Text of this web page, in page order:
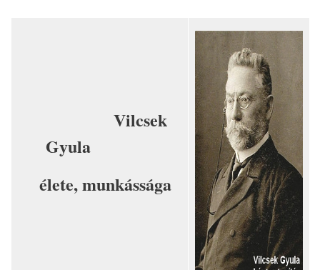
Vilcsek
Gyula
élete, munkássága